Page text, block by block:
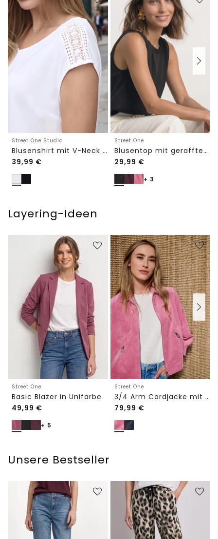
Street One Studio
Blusenshirt mit V-Neck und Spitze
39,99 €
Street One
Blusentop mit gerafftem Rundhals
29,99 €
+ 3
Layering-Ideen
Street One
Basic Blazer in Unifarbe
49,99 €
+ 5
Street One
3/4 Arm Cordjacke mit Hemdkragen
79,99 €
Unsere Bestseller